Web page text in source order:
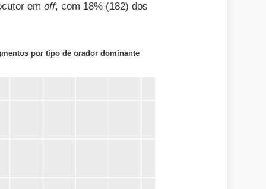
em off, com 18% (182) dos
por tipo de orador dominante